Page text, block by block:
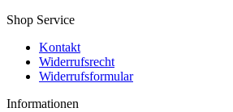
Shop Service
Kontakt
Widerrufsrecht
Widerrufsformular
Informationen